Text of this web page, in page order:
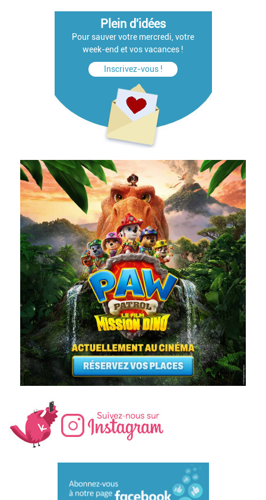
Plein d'idées
Pour sauver votre mercredi, votre
week-end et vos vacances !
Inscrivez-vous !